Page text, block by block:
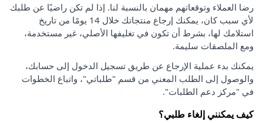
رضا العملاء وتوقعاتهم مهمان بالنسبة لنا. إذا لم تكن راضيًا عن طلبك
لأي سبب كان، يمكنك إرجاع منتجاتك خلال 14 يومًا من تاريخ
استلامك لها، بشرط أن تكون في تغليفها الأصلي، غير مستخدمة،
ومع الملصقات سليمة.
يمكنك بدء عملية الإرجاع عن طريق تسجيل الدخول إلى حسابك،
والوصول إلى الطلب المعني من قسم "طلباتي"، واتباع الخطوات
في "مركز دعم الطلبات".
كيف يمكنني إلغاء طلبي؟